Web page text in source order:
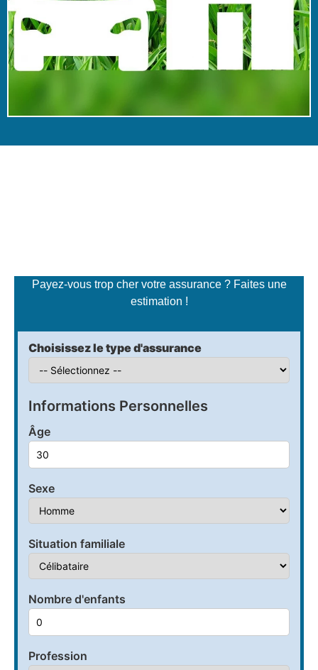
Payez-vous trop cher votre assurance ? Faites une
estimation !
Choisissez le type d'assurance
Informations Personnelles
Âge
Sexe
Situation familiale
Nombre d'enfants
Profession